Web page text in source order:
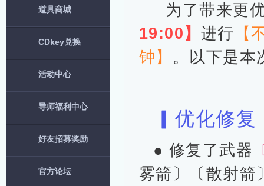
道具商城
CDkey兑换
活动中心
导师福利中心
好友招募奖励
官方论坛
为了带来更
19:00】 进行 【
钟】 。以下是本
▎优化修复
● 修复了武器
雾箭〕〔散射箭